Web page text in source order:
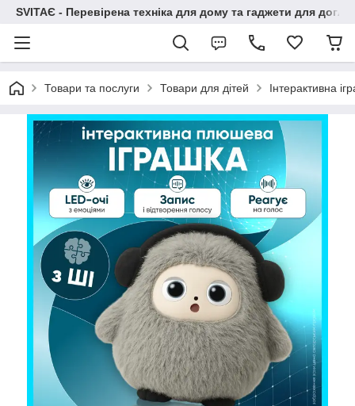
SVITAЄ - Перевірена техніка для дому та гаджети для
Товари та послуги Товари для дітей Інтерактивна